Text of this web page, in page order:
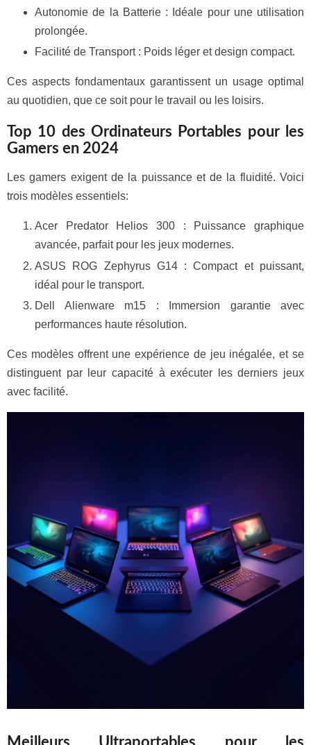
Autonomie de la Batterie : Idéale pour une utilisation
prolongée.
Facilité de Transport : Poids léger et design compact.
Ces aspects fondamentaux garantissent un usage optimal
au quotidien, que ce soit pour le travail ou les loisirs.
Top 10 des Ordinateurs Portables pour les
Gamers en 2024
Les gamers exigent de la puissance et de la fluidité. Voici
trois modèles essentiels:
Acer Predator Helios 300 : Puissance graphique
avancée, parfait pour les jeux modernes.
ASUS ROG Zephyrus G14 : Compact et puissant,
idéal pour le transport.
Dell Alienware m15 : Immersion garantie avec
performances haute résolution.
Ces modèles offrent une expérience de jeu inégalée, et se
distinguent par leur capacité à exécuter les derniers jeux
avec facilité.